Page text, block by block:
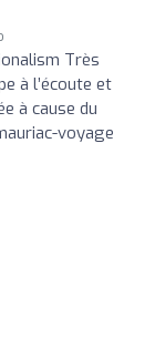
Très
à l’écoute et
à cause du
voyage